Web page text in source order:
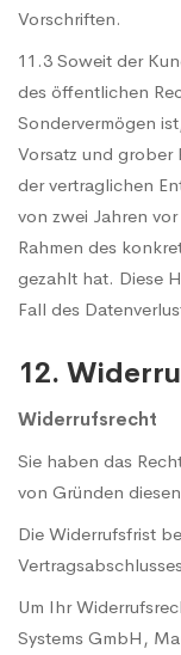
Vorschriften.
11.3 Soweit der
des öffentlichen
Sondervermögen
Vorsatz und grober
der vertraglichen
von zwei Jahren
Rahmen des
gezahlt hat. Diese
Fall des
12.
Widerrufsrecht
Sie haben das
von Gründen
Die Widerrufsfrist
Um Ihr
Systems GmbH,